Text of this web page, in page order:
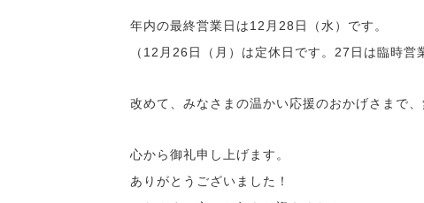
年内の最終営業日は12月28日（水）です。
（12月26日（月）は定休日です。27日は臨時営
改めて、みなさまの温かい応援のおかげさまで
心から御礼申し上げます。
ありがとうございました！